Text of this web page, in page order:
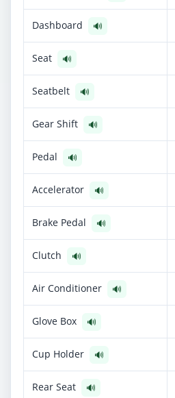
Dashboard 🔊
Seat 🔊
Seatbelt 🔊
Gear Shift 🔊
Pedal 🔊
Accelerator 🔊
Brake Pedal 🔊
Clutch 🔊
Air Conditioner 🔊
Glove Box 🔊
Cup Holder 🔊
Rear Seat 🔊